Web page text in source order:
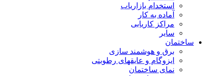
استخدام بازاریاب
آماده به کار
مراکز کاریابی
سایر
ساختمان
برق و هوشمند سازی
ایزوگام و عایقهای رطوبتی
نمای ساختمان